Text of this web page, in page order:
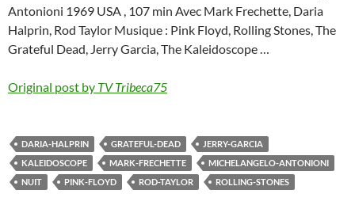
Antonioni 1969 USA , 107 min Avec Mark Frechette, Daria
Halprin, Rod Taylor Musique : Pink Floyd, Rolling Stones, The
Grateful Dead, Jerry Garcia, The Kaleidoscope …
Original post by TV Tribeca75
DARIA-HALPRIN GRATEFUL-DEAD
JERRY-GARCIA
KALEIDOSCOPE
MARK-FRECHETTE
MICHELANGELO-ANTONIONI
NUIT
PINK-FLOYD ROD-TAYLOR ROLLING-STONES